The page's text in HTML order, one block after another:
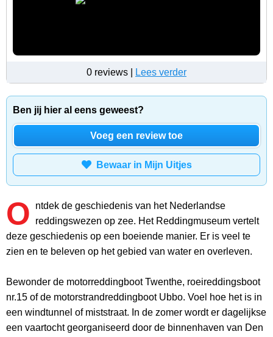
0 reviews | Lees verder
Ben jij hier al eens geweest?
Voeg een review toe
Bewaar in Mijn Uitjes
O
ntdek de geschiedenis van het Nederlandse
reddingswezen op zee. Het Reddingmuseum vertelt
deze geschiedenis op een boeiende manier. Er is veel te
zien en te beleven op het gebied van water en overleven.
Bewonder de motorreddingboot Twenthe, roeireddingsboot
nr.15 of de motorstrandreddingboot Ubbo. Voel hoe het is in
een windtunnel of miststraat. In de zomer wordt er dagelijkse
een vaartocht georganiseerd door de binnenhaven van Den